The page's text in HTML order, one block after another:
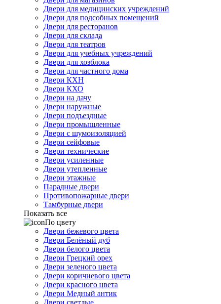
Двери для медицинских учреждений
Двери для подсобных помещений
Двери для ресторанов
Двери для склада
Двери для театров
Двери для учебных учреждений
Двери для хозблока
Двери для частного дома
Двери КХН
Двери КХО
Двери на дачу
Двери наружные
Двери подъездные
Двери промышленные
Двери с шумоизоляцией
Двери сейфовые
Двери технические
Двери усиленные
Двери утепленные
Двери этажные
Парадные двери
Противопожарные двери
Тамбурные двери
Показать все
По цвету
Двери бежевого цвета
Двери Белёный дуб
Двери белого цвета
Двери Грецкий орех
Двери зеленого цвета
Двери коричневого цвета
Двери красного цвета
Двери Медный антик
Двери светлые